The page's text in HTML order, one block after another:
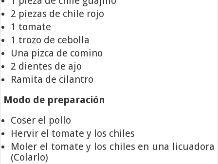
2 piezas de chile rojo
1 tomate
1 trozo de cebolla
Una pizca de comino
2 dientes de ajo
Ramita de cilantro
Modo de preparación
Coser el pollo
Hervir el tomate y los chiles
Moler el tomate y los chiles en una licuadora
(Colarlo)